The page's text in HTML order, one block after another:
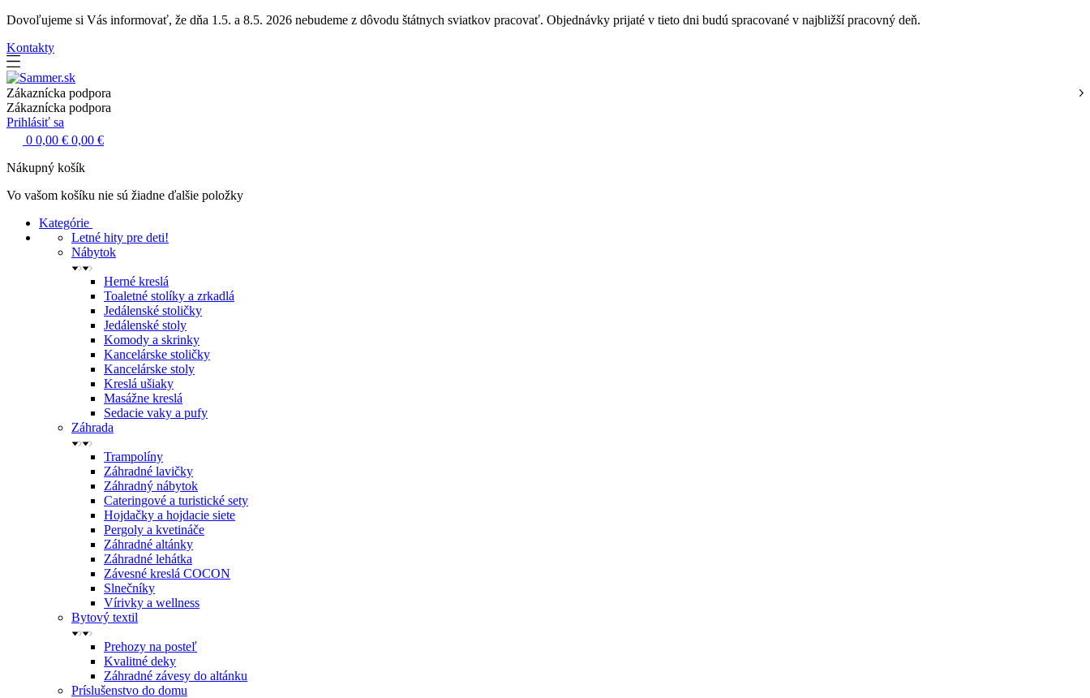
Dovoľujeme si Vás informovať, že dňa 1.5. a 8.5. 2026 nebudeme z dôvodu štátnych sviatkov pracovať. Objednávky prijaté v tieto dni budú spracované v najbližší pracovný deň.
Kontakty
Zákaznícka podpora
Zákaznícka podpora
Prihlásiť sa
0 0,00 € 0,00 €
Nákupný košík
Vo vašom košíku nie sú žiadne ďalšie položky
Kategórie
Letné hity pre deti!
Nábytok
Herné kreslá
Toaletné stolíky a zrkadlá
Jedálenské stoličky
Jedálenské stoly
Komody a skrinky
Kancelárske stoličky
Kancelárske stoly
Kreslá ušiaky
Masážne kreslá
Sedacie vaky a pufy
Záhrada
Trampolíny
Záhradné lavičky
Záhradný nábytok
Cateringové a turistické sety
Hojdačky a hojdacie siete
Pergoly a kvetináče
Záhradné altánky
Záhradné lehátka
Závesné kreslá COCON
Slnečníky
Vírivky a wellness
Bytový textil
Prehozy na posteľ
Kvalitné deky
Záhradné závesy do altánku
Príslušenstvo do domu